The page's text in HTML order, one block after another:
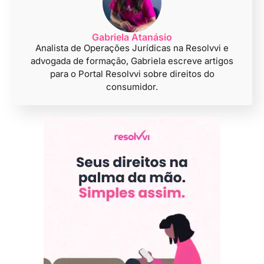
Gabriela Atanásio
Analista de Operações Jurídicas na Resolvvi e
advogada de formação, Gabriela escreve artigos
para o Portal Resolvvi sobre direitos do
consumidor.